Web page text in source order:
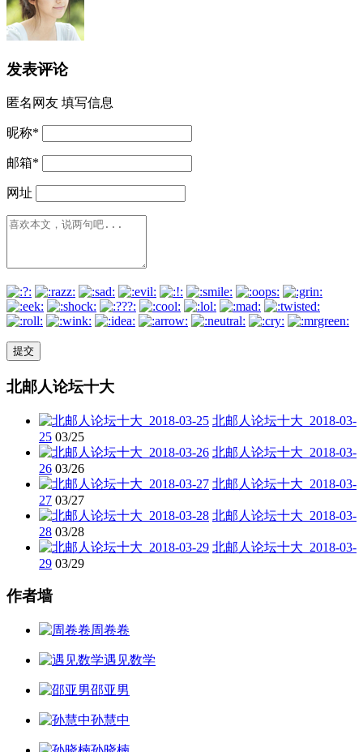
发表评论
匿名网友 填写信息
昵称*
邮箱*
网址
北邮人论坛十大
北邮人论坛十大_2018-03-
25 03/25
北邮人论坛十大_2018-03-
26 03/26
北邮人论坛十大_2018-03-
27 03/27
北邮人论坛十大_2018-03-
28 03/28
北邮人论坛十大_2018-03-
29 03/29
作者墙
周卷卷
遇见数学
邵亚男
孙慧中